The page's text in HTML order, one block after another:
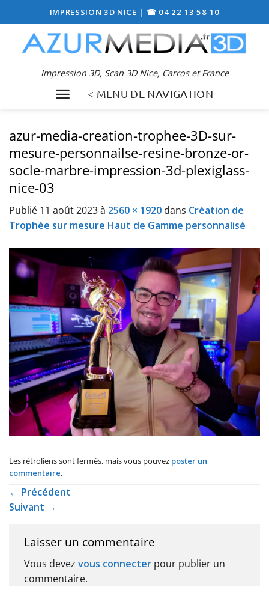
au
contenu
IMPRESSION 3D NICE | ☎ 04 22 13 58 10
Impression 3D, Scan 3D Nice, Carros et France
< MENU DE NAVIGATION
azur-media-creation-trophee-3D-sur-
mesure-personnailse-resine-bronze-or-
socle-marbre-impression-3d-plexiglass-
nice-03
Publié 11 août 2023à 2560 × 1920 dans Création de
Trophée sur mesure Haut de Gamme personnalisé
Les rétroliens sont fermés, mais vous pouvez poster un
commentaire.
← Précédent
Suivant →
Laisser un commentaire
Vous devez vous connecter pour publier un
commentaire.